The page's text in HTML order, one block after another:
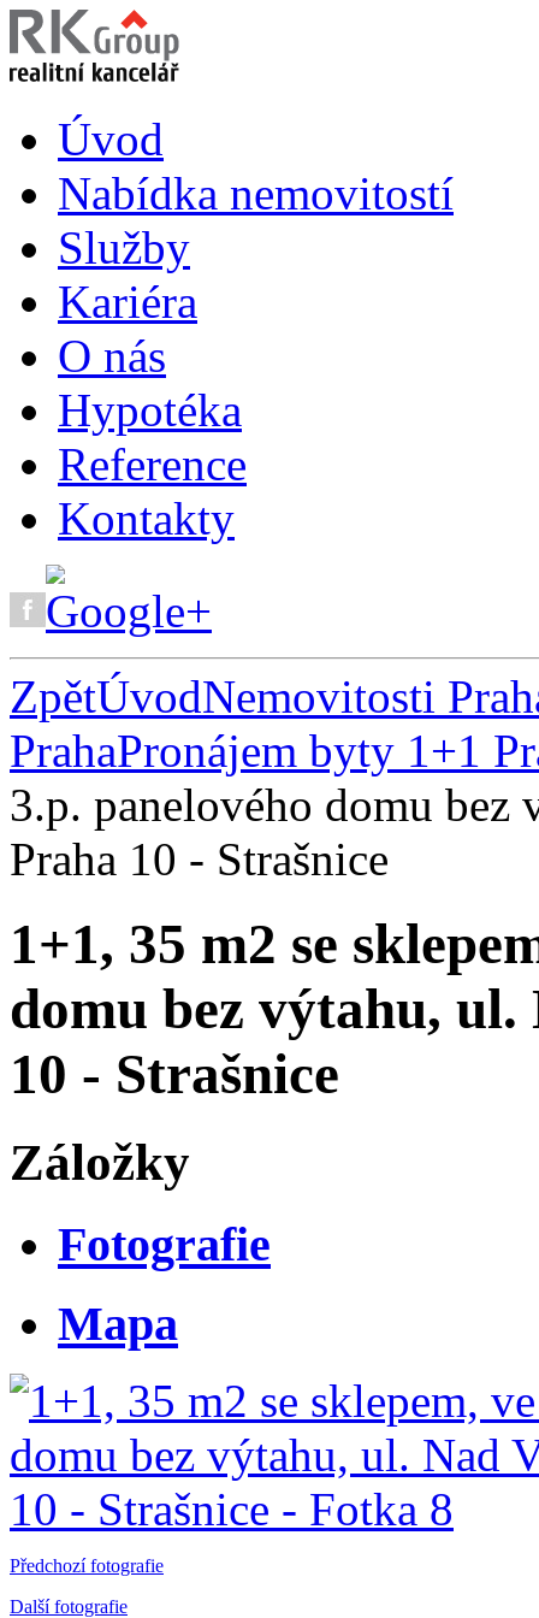
Úvod
Nabídka nemovitostí
Služby
Kariéra
O nás
Hypotéka
Reference
Kontakty
ZpětÚvodNemovitosti
PrahaPronájem byty 1+1
3.p. panelového domu bez
Praha 10 - Strašnice
1+1, 35 m2 se
domu bez výtahu, ul.
10 - Strašnice
Záložky
Fotografie
Mapa
Předchozí fotografie
Další fotografie